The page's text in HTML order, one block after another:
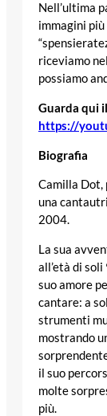
Nell’ultima
immagini
riceviamo
possiamo
Guarda qui
https://
Biografia
Camilla Dot,
una
2004.
La sua
all’età di
suo amore
cantare: a
strumenti
mostrando
il suo
molte
più.